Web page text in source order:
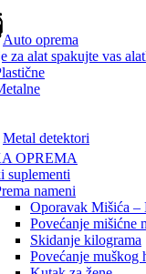
Auto oprema
Metal detektori
OPREMA
suplementi
nameni
Oporavak Mišića –
Povećanje mišićne
Skidanje kilograma
Povećanje muškog